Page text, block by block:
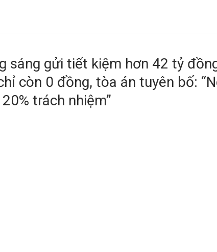
sáng gửi tiết kiệm hơn 42 tỷ
còn 0 đồng, tòa án tuyên bố:
trách nhiệm”